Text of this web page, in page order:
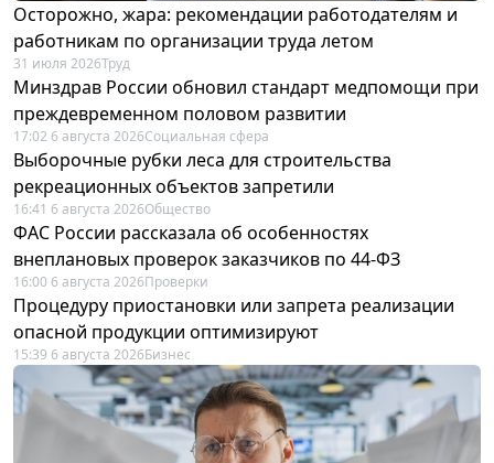
Осторожно, жара: рекомендации работодателям и
работникам по организации труда летом
31 июля 2026Труд
Минздрав России обновил стандарт медпомощи при
преждевременном половом развитии
17:02 6 августа 2026Социальная сфера
Выборочные рубки леса для строительства
рекреационных объектов запретили
16:41 6 августа 2026Общество
ФАС России рассказала об особенностях
внеплановых проверок заказчиков по 44-ФЗ
16:00 6 августа 2026Проверки
Процедуру приостановки или запрета реализации
опасной продукции оптимизируют
15:39 6 августа 2026Бизнес